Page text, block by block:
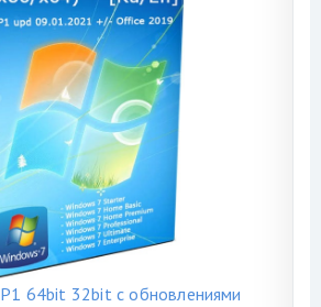
64bit 32bit с обновлениями